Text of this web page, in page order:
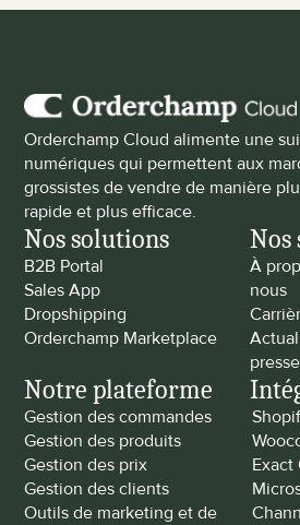
Orderchamp Cloud alimente une
numériques qui permettent aux
grossistes de vendre de manière
rapide et plus efficace.
Nos solutions
B2B Portal
Sales App
Dropshipping
Orderchamp Marketplace
Nos
À
nous
presse
Notre plateforme
Gestion des commandes
Gestion des produits
Gestion des prix
Gestion des clients
Outils de marketing et de
Exact